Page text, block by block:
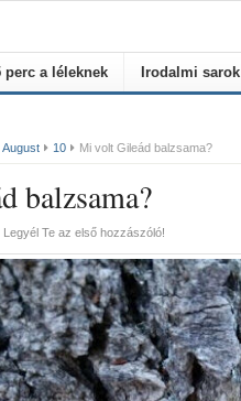
perc a léleknek Irodalmi sarok
August 10 Mi volt Gileád balzsama?
balzsama?
Legyél Te az első hozzászóló!